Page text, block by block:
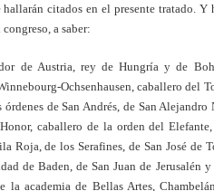
hallarán citados en el presente tratado.
a saber:
de Austria, rey de Hungría y de
Ochsenhausen, caballero del
de San Andrés, de San
caballero de la orden del
Roja, de los Serafines, de San José de
de Baden, de San Juan de Jerusalén
la academia de Bellas Artes,